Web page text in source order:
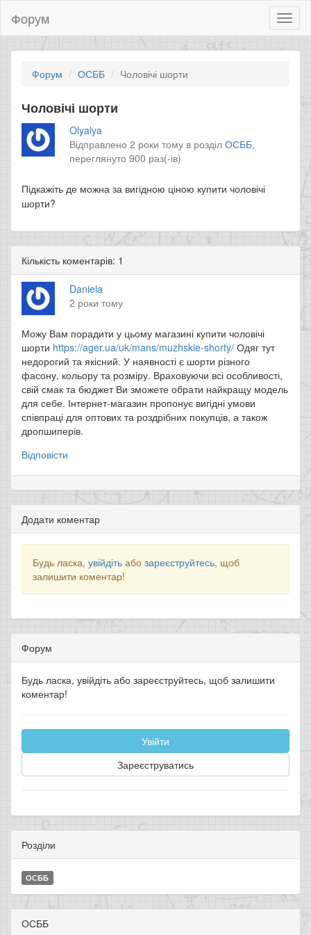
Форум
Форум ОСББ Чоловічі шорти
Чоловічі шорти
Olyalya
Відправлено 2 роки тому в розділОСББ,
переглянуто 900 раз(-ів)
Підкажіть де можна за вигідною ціною купити чоловічі
шорти?
Кількість коментарів: 1
Daniela
2 роки тому
Можу Вам порадити у цьому магазині купити чоловічі
шорти https://ager.ua/uk/mans/muzhskie-shorty/ Одяг тут
недорогий та якісний. У наявності є шорти різного
фасону, кольору та розміру. Враховуючи всі особливості,
свій смак та бюджет Ви зможете обрати найкращу модель
для себе. Інтернет-магазин пропонує вигідні умови
співпраці для оптових та роздрібних покупців, а також
дропшиперів.
Відповісти
Додати коментар
Будь ласка, увійдіть або зареєструйтесь, щоб
залишити коментар!
Форум
Будь ласка, увійдіть або зареєструйтесь, щоб залишити
коментар!
Увійти
Зареєструватись
Розділи
ОСББ
ОСББ